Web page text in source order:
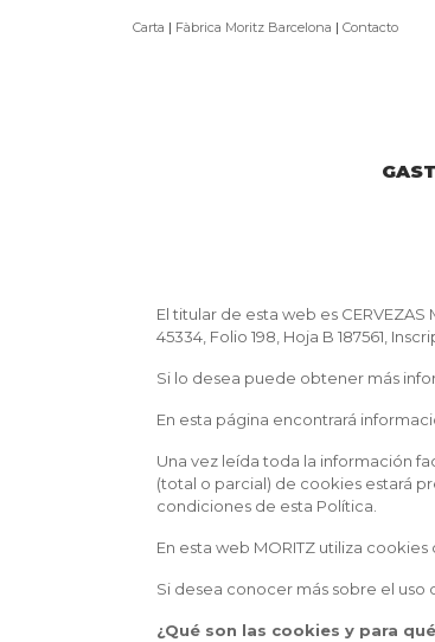
Carta | Fàbrica Moritz Barcelona | Contacto
El titular de esta web es
45334, Folio 198, Hoja B 187561,
Si lo desea puede obtener más
En esta página encontrará
Una vez leída toda la información
(total o parcial) de cookies estará
condiciones de esta Política.
En esta web MORITZ utiliza
Si desea conocer más sobre el
¿Qué son las cookies y para